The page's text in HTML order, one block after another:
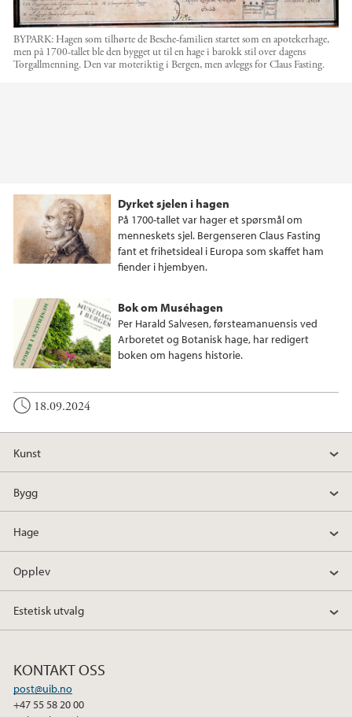
BYPARK: Hagen som tilhørte de Besche-familien startet som en apotekerhage,
men på 1700-tallet ble den bygget ut til en hage i barokk stil over dagens
Torgallmenning. Den var moteriktig i Bergen, men avleggs for Claus Fasting.
Dyrket sjelen i hagen
På 1700-tallet var hager et spørsmål om
menneskets sjel. Bergenseren Claus Fasting
fant et frihetsideal i Europa som skaffet ham
fiender i hjembyen.
Bok om Muséhagen
Per Harald Salvesen, førsteamanuensis ved
Arboretet og Botanisk hage, har redigert
boken om hagens historie.
18.09.2024
Kunst
Bygg
Hage
Opplev
Estetisk utvalg
KONTAKT OSS
post@uib.no
+47 55 58 20 00